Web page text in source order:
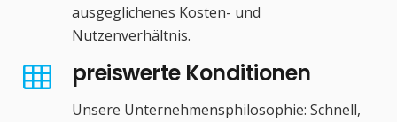
ausgeglichenes Kosten- und
Nutzenverhältnis.
preiswerte Konditionen
Unsere Unternehmensphilosophie: Schnell,